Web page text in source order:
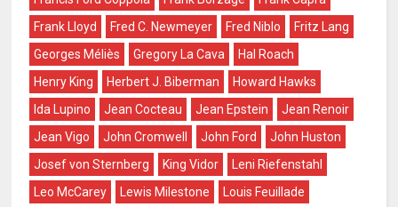
Frank Lloyd
Fred C. Newmeyer Fred Niblo
Fritz Lang
Georges Méliès
Gregory La Cava
Hal Roach
Henry King
Herbert J. Biberman
Howard Hawks
Ida Lupino
Jean Cocteau Jean Epstein
Jean Renoir
Jean Vigo
John Cromwell John Ford
John Huston
Josef von Sternberg
King Vidor
Leni Riefenstahl
Leo McCarey
Lewis Milestone
Louis Feuillade